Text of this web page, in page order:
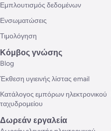
Εμπλουτισμός δεδομένων
Ενσωματώσεις
Τιμολόγηση
Κόμβος γνώσης
Blog
Έκθεση υγιεινής λίστας email
Κατάλογος εμπόρων ηλεκτρονικού
ταχυδρομείου
Δωρεάν εργαλεία